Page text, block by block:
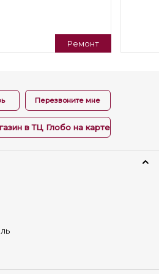
Ремонт
Перезвоните мне
в ТЦ Глобо на карте